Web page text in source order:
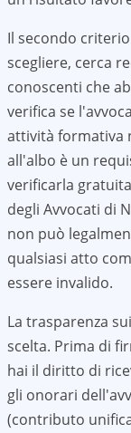
Il secondo
scegliere, cerca
conoscenti che
verifica se
attività formativa
all'albo è un
verificarla
degli Avvocati di
non può
qualsiasi atto
essere invalido.
La trasparenza
scelta. Prima di
hai il diritto di
gli onorari
(contributo